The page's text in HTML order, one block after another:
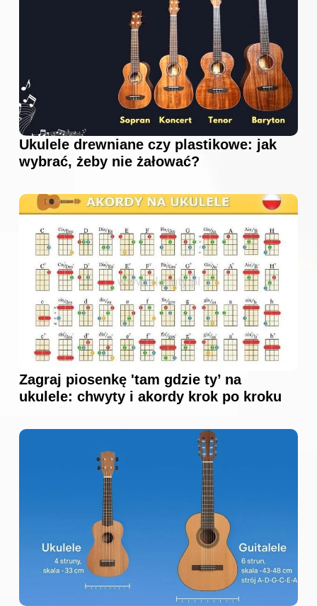
Ukulele drewniane czy plastikowe: jak
wybrać, żeby nie żałować?
Zagraj piosenkę 'tam gdzie ty’ na
ukulele: chwyty i akordy krok po kroku